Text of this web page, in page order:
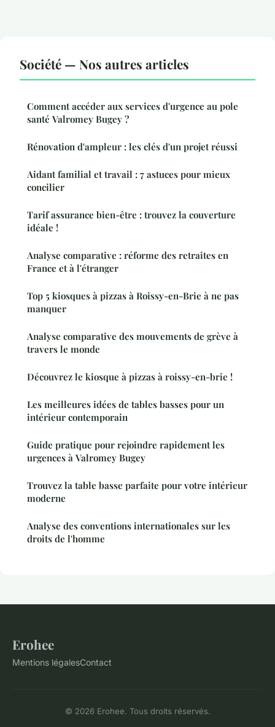
Société — Nos autres articles
Comment accéder aux services d'urgence au pole
santé Valromey Bugey ?
Rénovation d'ampleur : les clés d'un projet réussi
Aidant familial et travail : 7 astuces pour mieux
concilier
Tarif assurance bien-être : trouvez la couverture
idéale !
Analyse comparative : réforme des retraites en
France et à l'étranger
Top 5 kiosques à pizzas à Roissy-en-Brie à ne pas
manquer
Analyse comparative des mouvements de grève à
travers le monde
Découvrez le kiosque à pizzas à roissy-en-brie !
Les meilleures idées de tables basses pour un
intérieur contemporain
Guide pratique pour rejoindre rapidement les
urgences à Valromey Bugey
Trouvez la table basse parfaite pour votre intérieur
moderne
Analyse des conventions internationales sur les
droits de l'homme
Erohee
Mentions légalesContact
© 2026 Erohee. Tous droits réservés.